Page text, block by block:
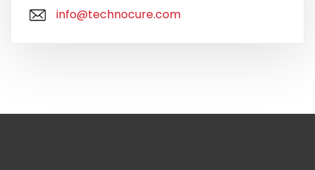
info@technocure.com